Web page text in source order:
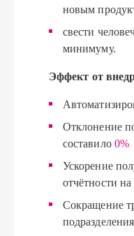
новым
свести
минимуму.
Эффект от
Отклонение
составило 0%
Ускорение
отчётности на
Сокращение